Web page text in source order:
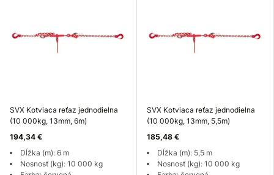
SVX Kotviaca reťaz jednodielna
(10 000kg, 13mm, 6m)
194,34 €
Dĺžka (m): 6 m
Nosnosť (kg): 10 000 kg
SVX Kotviaca reťaz jednodielna
(10 000kg, 13mm, 5,5m)
185,48 €
Dĺžka (m): 5,5 m
Nosnosť (kg): 10 000 kg